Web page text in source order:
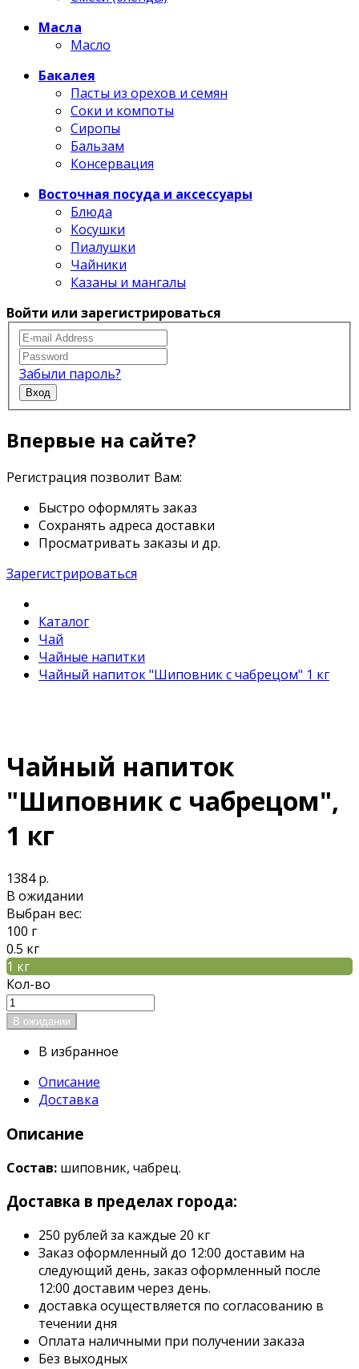
Масла
Масло
Бакалея
Пасты из орехов и семян
Соки и компоты
Сиропы
Бальзам
Консервация
Восточная посуда и аксессуары
Блюда
Косушки
Пиалушки
Чайники
Казаны и мангалы
Войти или зарегистрироваться
Забыли пароль?
Вход
Впервые на сайте?
Регистрация позволит Вам:
Быстро оформлять заказ
Сохранять адреса доставки
Просматривать заказы и др.
Зарегистрироваться
Каталог
Чай
Чайные напитки
Чайный напиток "Шиповник с чабрецом" 1 кг
Чайный напиток
"Шиповник с чабрецом",
1 кг
1384 р.
В ожидании
Выбран вес:
100 г
0.5 кг
1 кг
Кол-во
В избранное
Описание
Доставка
Описание
Состав: шиповник, чабрец.
Доставка в пределах города:
250 рублей за каждые 20 кг
Заказ оформленный до 12:00 доставим на
следующий день, заказ оформленный после
12:00 доставим через день.
доставка осуществляется по согласованию в
течении дня
Оплата наличными при получении заказа
Без выходных